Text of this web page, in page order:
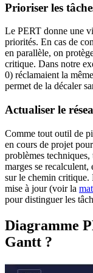
Prioriser les
Le PERT donne une
priorités. En cas de
en parallèle, on
critique. Dans notre
0) réclamaient la
permet de la décaler
Actualiser le
Comme tout outil de
en cours de projet
problèmes
marges se
sur le chemin critique.
mise à jour (voir la
pour distinguer les
Diagramme
Gantt ?